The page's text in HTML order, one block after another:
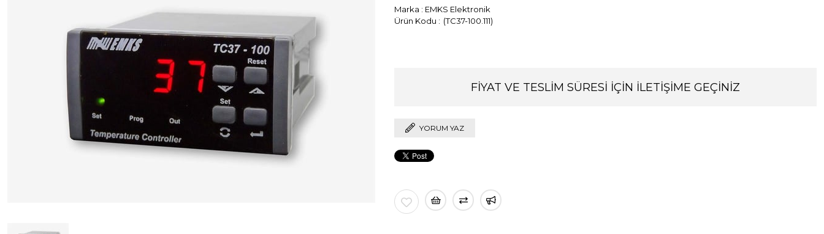
Marka : EMKS Elektronik
(TC37-100.111)
FİYAT VE TESLİM SÜRESİ İÇİN İLETİŞİME GEÇİNİZ
YORUM YAZ